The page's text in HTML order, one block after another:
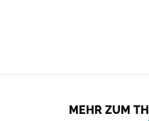
MEHR ZUM